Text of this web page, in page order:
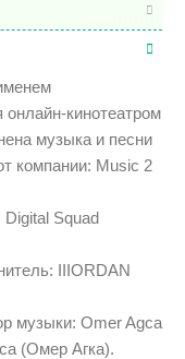
онлайн-кинотеатром
музыка и песни
компании: Music 2
Squad
IIIORDAN
музыки: Omer Agca
(Омер Агка).